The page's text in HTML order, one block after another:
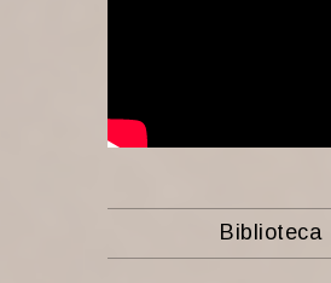
Biblioteca